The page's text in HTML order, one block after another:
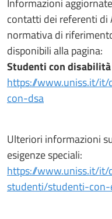
Informazioni
contatti dei referenti di
normativa di
disponibili alla pagina:
Studenti con disabilità
https://www.uniss.it/
con-dsa
Ulteriori informazioni
esigenze speciali:
https://www.uniss.it/
studenti/studenti-con-